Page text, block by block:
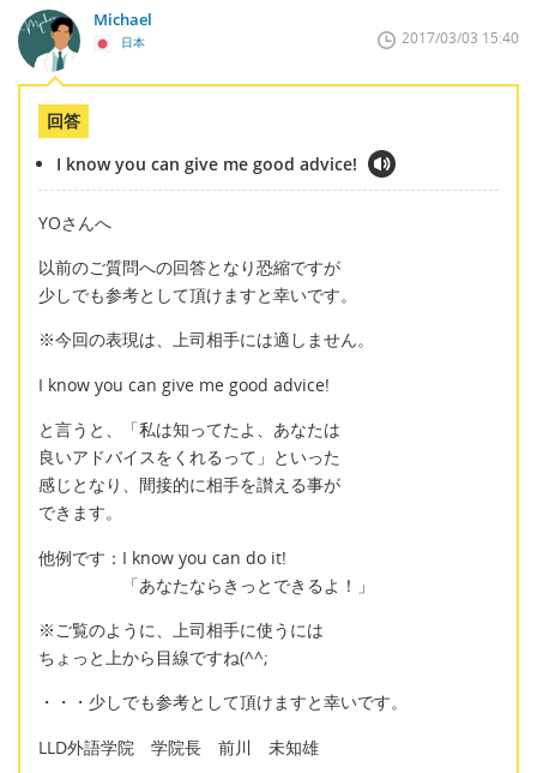
Michael
日本 2017/03/03 15:40
回答
I know you can give me good advice!
YOさんへ
以前のご質問への回答となり恐縮ですが
少しでも参考として頂けますと幸いです。
※今回の表現は、上司相手には適しません。
I know you can give me good advice!
と言うと、「私は知ってたよ、あなたは
良いアドバイスをくれるって」といった
感じとなり、間接的に相手を讃える事が
できます。
他例です：I know you can do it!
「あなたならきっとできるよ！」
※ご覧のように、上司相手に使うには
ちょっと上から目線ですね(^^;
・・・少しでも参考として頂けますと幸いです。
LLD外語学院 学院長 前川 未知雄